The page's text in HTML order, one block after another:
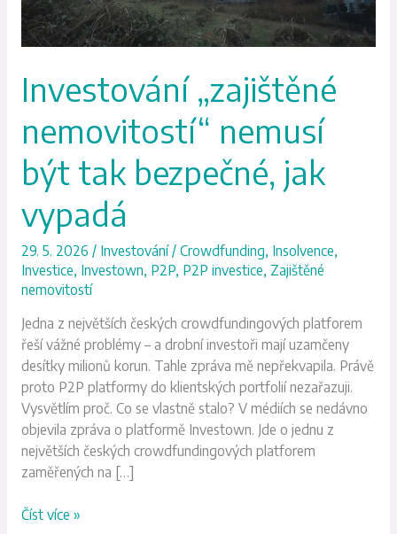
Investování „zajištěné
nemovitostí“ nemusí
být tak bezpečné, jak
vypadá
29. 5. 2026 / Investování/ Crowdfunding, Insolvence,
Investice, Investown, P2P, P2P investice, Zajištěné
nemovitostí
Jedna z největších českých crowdfundingových platforem
řeší vážné problémy – a drobní investoři mají uzamčeny
desítky milionů korun. Tahle zpráva mě nepřekvapila. Právě
proto P2P platformy do klientských portfolií nezařazuji.
Vysvětlím proč. Co se vlastně stalo? V médiích se nedávno
objevila zpráva o platformě Investown. Jde o jednu z
největších českých crowdfundingových platforem
zaměřených na […]
jak
vypadá
Číst více »